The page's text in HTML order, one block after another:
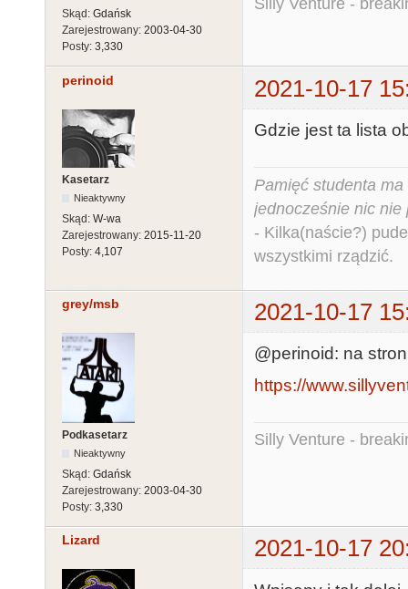
Skąd: Gdańsk
Zarejestrowany: 2003-04-30
Posty: 3,330
perinoid 2021-10-17
Kasetarz
Nieaktywny
Skąd: W-wa
Zarejestrowany: 2015-11-20
Posty: 4,107
Gdzie jest ta lista
Pamięć studenta
jednocześnie nic nie
- Kilka(naście?)
wszystkimi rządzić.
grey/msb 2021-10-17
Podkasetarz
Nieaktywny
Skąd: Gdańsk
Zarejestrowany: 2003-04-30
Posty: 3,330
@perinoid: na
https://
Silly Venture -
Lizard 2021-10-17